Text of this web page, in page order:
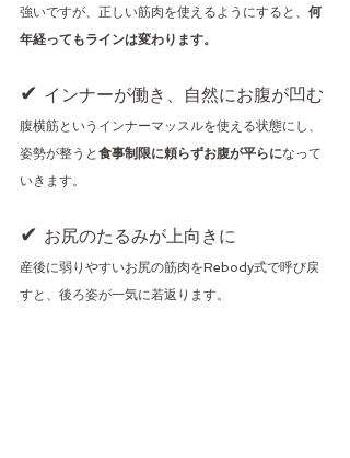
強いですが、正しい筋肉を使えるようにすると、 何
年経ってもラインは変わります。
✔ インナーが働き、自然にお腹が凹む
腹横筋というインナーマッスルを使える状態にし、
姿勢が整うと 食事制限に頼らずお腹が平らになって
いきます。
✔ お尻のたるみが上向きに
産後に弱りやすいお尻の筋肉をRebody式で呼び戻
すと、後ろ姿が一気に若返ります。